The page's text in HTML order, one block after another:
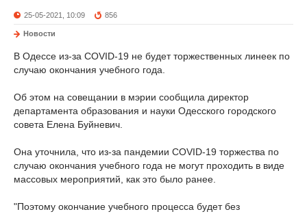
25-05-2021, 10:09 856
Новости
В Одессе из-за COVID-19 не будет торжественных линеек по
случаю окончания учебного года.
Об этом на совещании в мэрии сообщила директор
департамента образования и науки Одесского городского
совета Елена Буйневич.
Она уточнила, что из-за пандемии COVID-19 торжества по
случаю окончания учебного года не могут проходить в виде
массовых мероприятий, как это было ранее.
"Поэтому окончание учебного процесса будет без